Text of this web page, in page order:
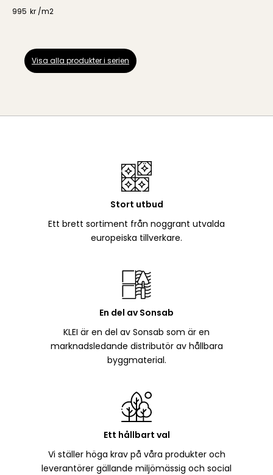
995 kr /m2
Visa alla produkter i serien
Stort utbud
Ett brett sortiment från noggrant utvalda
europeiska tillverkare.
En del av Sonsab
KLEI är en del av Sonsab som är en
marknadsledande distributör av hållbara
byggmaterial.
Ett hållbart val
Vi ställer höga krav på våra produkter och
leverantörer gällande miljömässig och social